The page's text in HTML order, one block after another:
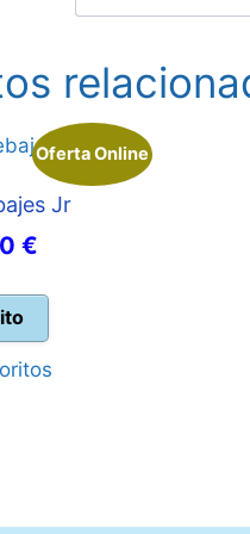
Oferta Online
Jr
€.
€
es:
20,00 €.